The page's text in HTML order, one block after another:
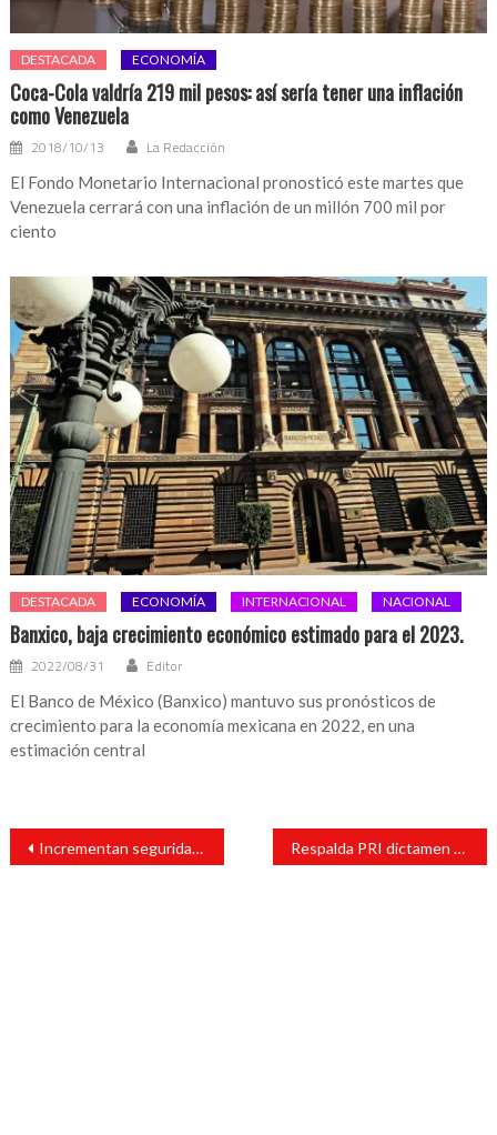
DESTACADA ECONOMÍA
Coca-Cola valdría 219 mil pesos: así sería tener una inflación
como Venezuela
2018/10/13 La Redacción
El Fondo Monetario Internacional pronosticó este martes que
Venezuela cerrará con una inflación de un millón 700 mil por
ciento
DESTACADA ECONOMÍA INTERNACIONAL NACIONAL
Banxico, baja crecimiento económico estimado para el 2023.
2022/08/31 Editor
El Banco de México (Banxico) mantuvo sus pronósticos de
crecimiento para la economía mexicana en 2022, en una
estimación central
Navegación
entradas
Incrementan seguridad a ductos de Pemex; 5 mil 800 elementos vigilan Respalda PRI dictamen que crea la Guardia Nacional